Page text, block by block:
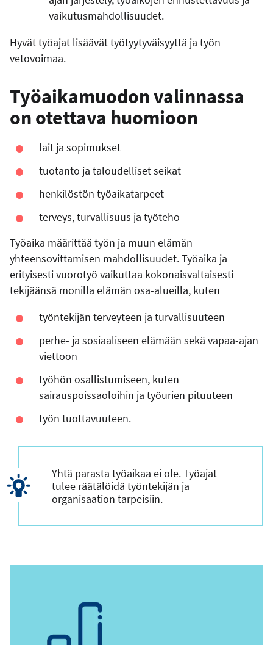
vaikutusmahdollisuudet.
Hyvät työajat lisäävät työtyytyväisyyttä ja työn
vetovoimaa.
Työaikamuodon valinnassa
on otettava huomioon
lait ja sopimukset
tuotanto ja taloudelliset seikat
henkilöstön työaikatarpeet
terveys, turvallisuus ja työteho
Työaika määrittää työn ja muun elämän
yhteensovittamisen mahdollisuudet. Työaika ja
erityisesti vuorotyö vaikuttaa kokonaisvaltaisesti
tekijäänsä monilla elämän osa-alueilla, kuten
työntekijän terveyteen ja turvallisuuteen
perhe- ja sosiaaliseen elämään sekä vapaa-ajan
viettoon
työhön osallistumiseen, kuten
sairauspoissaoloihin ja työurien pituuteen
työn tuottavuuteen.
Yhtä parasta työaikaa ei ole. Työajat
tulee räätälöidä työntekijän ja
organisaation tarpeisiin.